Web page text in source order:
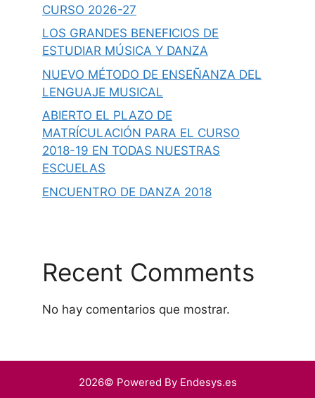
CURSO 2026-27
LOS GRANDES BENEFICIOS DE
ESTUDIAR MÚSICA Y DANZA
NUEVO MÉTODO DE ENSEÑANZA DEL
LENGUAJE MUSICAL
ABIERTO EL PLAZO DE
MATRÍCULACIÓN PARA EL CURSO
2018-19 EN TODAS NUESTRAS
ESCUELAS
ENCUENTRO DE DANZA 2018
Recent Comments
No hay comentarios que mostrar.
2026© Powered By Endesys.es